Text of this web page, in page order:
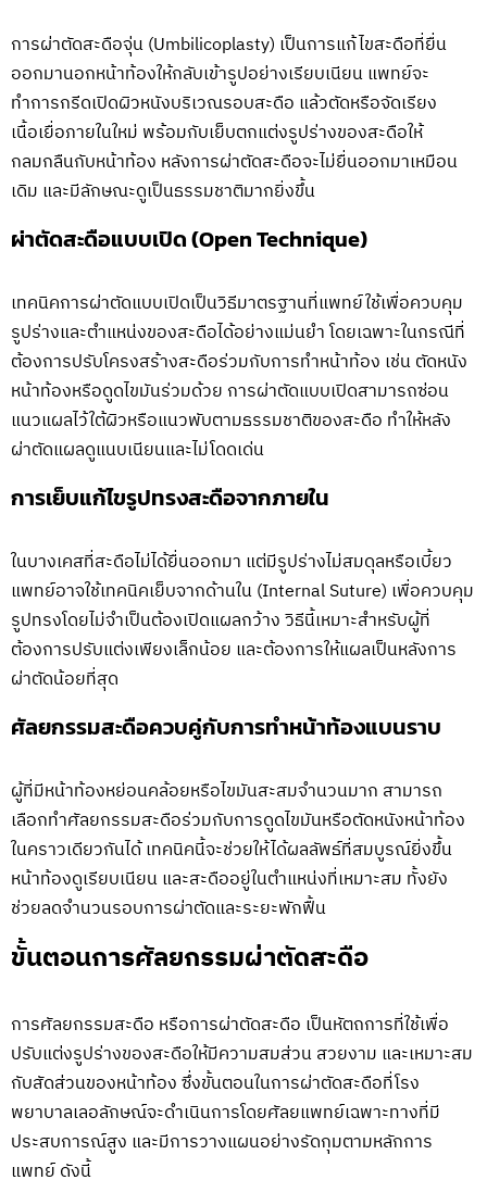
การผ่าตัดสะดือจุ่น (Umbilicoplasty) เป็นการแก้ไขสะดือที่ยื่น
ออกมานอกหน้าท้องให้กลับเข้ารูปอย่างเรียบเนียน แพทย์จะ
ทำการกรีดเปิดผิวหนังบริเวณรอบสะดือ แล้วตัดหรือจัดเรียง
เนื้อเยื่อภายในใหม่ พร้อมกับเย็บตกแต่งรูปร่างของสะดือให้
กลมกลืนกับหน้าท้อง หลังการผ่าตัดสะดือจะไม่ยื่นออกมาเหมือน
เดิม และมีลักษณะดูเป็นธรรมชาติมากยิ่งขึ้น
ผ่าตัดสะดือแบบเปิด (Open Technique)
เทคนิคการผ่าตัดแบบเปิดเป็นวิธีมาตรฐานที่แพทย์ใช้เพื่อควบคุม
รูปร่างและตำแหน่งของสะดือได้อย่างแม่นยำ โดยเฉพาะในกรณีที่
ต้องการปรับโครงสร้างสะดือร่วมกับการทำหน้าท้อง เช่น ตัดหนัง
หน้าท้องหรือดูดไขมันร่วมด้วย การผ่าตัดแบบเปิดสามารถซ่อน
แนวแผลไว้ใต้ผิวหรือแนวพับตามธรรมชาติของสะดือ ทำให้หลัง
ผ่าตัดแผลดูแนบเนียนและไม่โดดเด่น
การเย็บแก้ไขรูปทรงสะดือจากภายใน
ในบางเคสที่สะดือไม่ได้ยื่นออกมา แต่มีรูปร่างไม่สมดุลหรือเบี้ยว
แพทย์อาจใช้เทคนิคเย็บจากด้านใน (Internal Suture) เพื่อควบคุม
รูปทรงโดยไม่จำเป็นต้องเปิดแผลกว้าง วิธีนี้เหมาะสำหรับผู้ที่
ต้องการปรับแต่งเพียงเล็กน้อย และต้องการให้แผลเป็นหลังการ
ผ่าตัดน้อยที่สุด
ศัลยกรรมสะดือควบคู่กับการทำหน้าท้องแบนราบ
ผู้ที่มีหน้าท้องหย่อนคล้อยหรือไขมันสะสมจำนวนมาก สามารถ
เลือกทำศัลยกรรมสะดือร่วมกับการดูดไขมันหรือตัดหนังหน้าท้อง
ในคราวเดียวกันได้ เทคนิคนี้จะช่วยให้ได้ผลลัพธ์ที่สมบูรณ์ยิ่งขึ้น
หน้าท้องดูเรียบเนียน และสะดืออยู่ในตำแหน่งที่เหมาะสม ทั้งยัง
ช่วยลดจำนวนรอบการผ่าตัดและระยะพักฟื้น
ขั้นตอนการศัลยกรรมผ่าตัดสะดือ
การศัลยกรรมสะดือ หรือการผ่าตัดสะดือ เป็นหัตถการที่ใช้เพื่อ
ปรับแต่งรูปร่างของสะดือให้มีความสมส่วน สวยงาม และเหมาะสม
กับสัดส่วนของหน้าท้อง ซึ่งขั้นตอนในการผ่าตัดสะดือที่โรง
พยาบาลเลอลักษณ์จะดำเนินการโดยศัลยแพทย์เฉพาะทางที่มี
ประสบการณ์สูง และมีการวางแผนอย่างรัดกุมตามหลักการ
แพทย์ ดังนี้